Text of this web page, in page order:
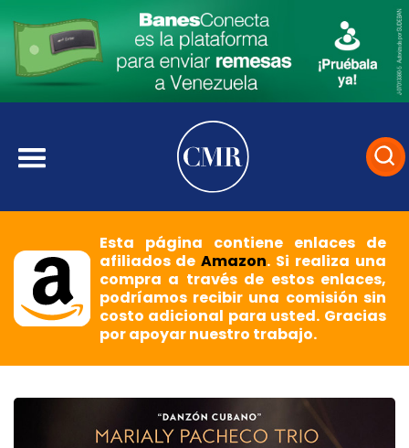
Esta página contiene enlaces de
afiliados deAmazon. Si realiza una
compra a través de estos enlaces,
podríamos recibir una comisión sin
costo adicional para usted. Gracias
por apoyar nuestro trabajo.